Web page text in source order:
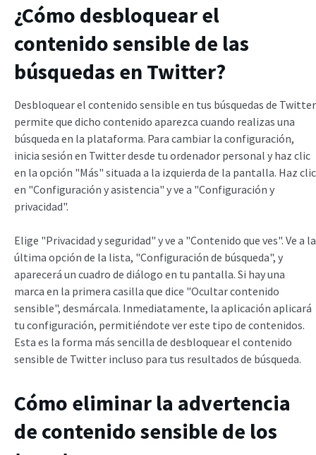
¿Cómo desbloquear el
contenido sensible de las
búsquedas en Twitter?
Desbloquear el contenido sensible en tus búsquedas de Twitter
permite que dicho contenido aparezca cuando realizas una
búsqueda en la plataforma. Para cambiar la configuración,
inicia sesión en Twitter desde tu ordenador personal y haz clic
en la opción "Más" situada a la izquierda de la pantalla. Haz clic
en "Configuración y asistencia" y ve a "Configuración y
privacidad".
Elige "Privacidad y seguridad" y ve a "Contenido que ves". Ve a la
última opción de la lista, "Configuración de búsqueda", y
aparecerá un cuadro de diálogo en tu pantalla. Si hay una
marca en la primera casilla que dice "Ocultar contenido
sensible", desmárcala. Inmediatamente, la aplicación aplicará
tu configuración, permitiéndote ver este tipo de contenidos.
Esta es la forma más sencilla de desbloquear el contenido
sensible de Twitter incluso para tus resultados de búsqueda.
Cómo eliminar la advertencia
de contenido sensible de los